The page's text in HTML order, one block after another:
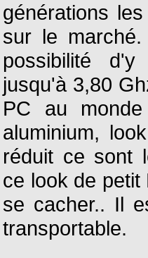
générations
sur le
possibilité
jusqu'à 3,80
PC au
aluminium,
réduit ce sont
ce look de
se cacher.. Il
transportable.